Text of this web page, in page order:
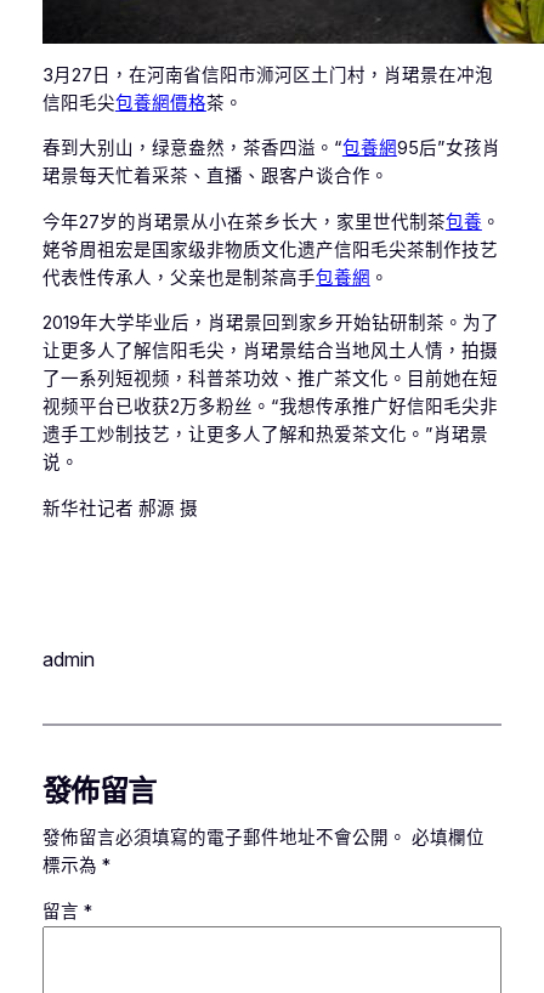
3月27日，在河南省信阳市浉河区土门村，肖珺景在冲泡
信阳毛尖包養網價格茶。
春到大别山，绿意盎然，茶香四溢。“包養網95后”女孩肖
珺景每天忙着采茶、直播、跟客户谈合作。
今年27岁的肖珺景从小在茶乡长大，家里世代制茶包養 。
姥爷周祖宏是国家级非物质文化遗产信阳毛尖茶制作技艺
代表性传承人，父亲也是制茶高手包養網 。
2019年大学毕业后，肖珺景回到家乡开始钻研制茶。为了
让更多人了解信阳毛尖，肖珺景结合当地风土人情，拍摄
了一系列短视频，科普茶功效、推广茶文化。目前她在短
视频平台已收获2万多粉丝。“我想传承推广好信阳毛尖非
遗手工炒制技艺，让更多人了解和热爱茶文化。”肖珺景
说。
新华社记者 郝源 摄
admin
發佈留言
發佈留言必須填寫的電子郵件地址不會公開。 必填欄位
標示為 *
留言 *